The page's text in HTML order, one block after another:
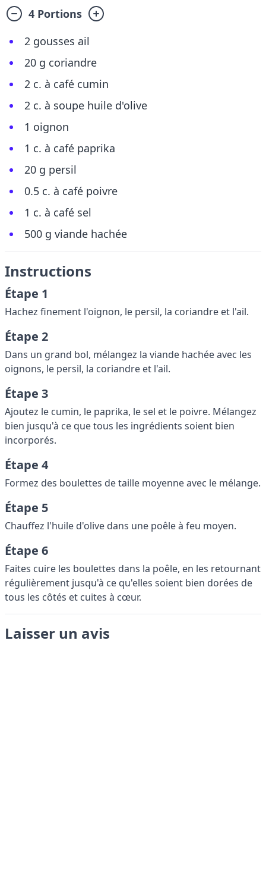
4 Portions
2 gousses ail
20 g coriandre
2 c. à café cumin
2 c. à soupe huile d'olive
1 oignon
1 c. à café paprika
20 g persil
0.5 c. à café poivre
1 c. à café sel
500 g viande hachée
Instructions
Étape 1
Hachez finement l'oignon, le persil, la coriandre et l'ail.
Étape 2
Dans un grand bol, mélangez la viande hachée avec les
oignons, le persil, la coriandre et l'ail.
Étape 3
Ajoutez le cumin, le paprika, le sel et le poivre. Mélangez
bien jusqu'à ce que tous les ingrédients soient bien
incorporés.
Étape 4
Formez des boulettes de taille moyenne avec le mélange.
Étape 5
Chauffez l'huile d'olive dans une poêle à feu moyen.
Étape 6
Faites cuire les boulettes dans la poêle, en les retournant
régulièrement jusqu'à ce qu'elles soient bien dorées de
tous les côtés et cuites à cœur.
Laisser un avis